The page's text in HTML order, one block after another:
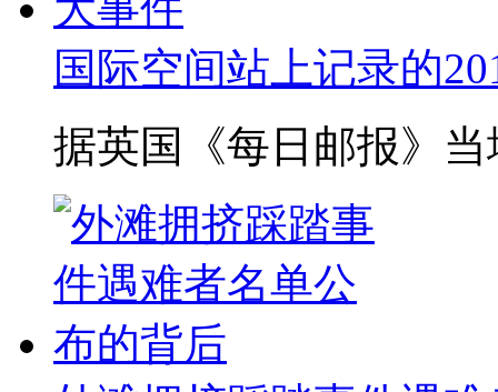
国际空间站上记录的
据英国《每日邮报》